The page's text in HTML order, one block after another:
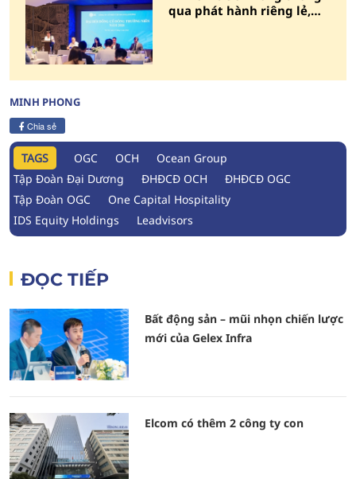
qua phát hành riêng lẻ,
MINH PHONG
Chia sẻ
TAGS OGC OCH
Ocean Group
Tập Đoàn Đại Dương
ĐHĐCĐ OCH
ĐHĐCĐ OGC
Tập Đoàn OGC
One Capital Hospitality
IDS Equity Holdings
Leadvisors
ĐỌC TIẾP
Bất động sản – mũi nhọn chiến lược
mới của Gelex Infra
Elcom có thêm 2 công ty con